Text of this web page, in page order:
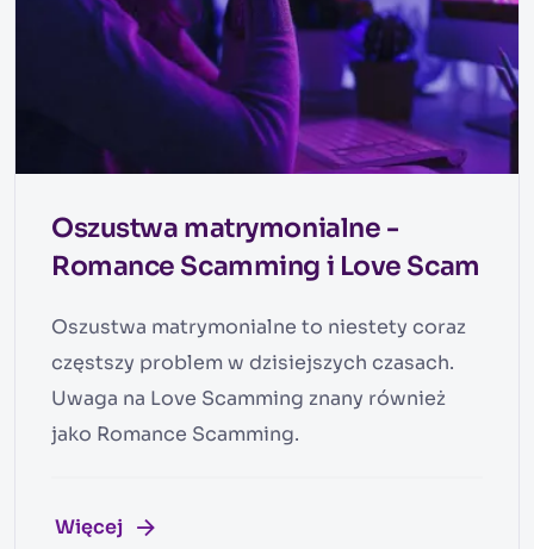
Oszustwa matrymonialne -
Romance Scamming i Love Scam
Oszustwa matrymonialne to niestety coraz
częstszy problem w dzisiejszych czasach.
Uwaga na Love Scamming znany również
jako Romance Scamming.
Więcej